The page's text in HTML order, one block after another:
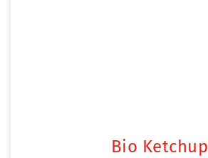
Bio Ketchup